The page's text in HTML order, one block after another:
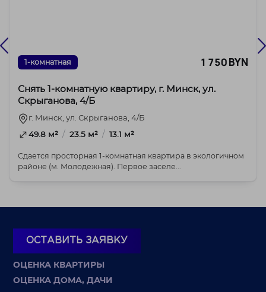
1-комнатная 1 750 BYN
Снять 1-комнатную квартиру, г. Минск, ул.
Скрыганова, 4/Б
г. Минск, ул. Скрыганова, 4/Б
49.8 м² / 23.5 м² / 13.1 м²
Сдается просторная 1-комнатная квартира в экологичном
районе (м. Молодежная). Первое заселе...
ОСТАВИТЬ ЗАЯВКУ
ОЦЕНКА КВАРТИРЫ
ОЦЕНКА ДОМА, ДАЧИ